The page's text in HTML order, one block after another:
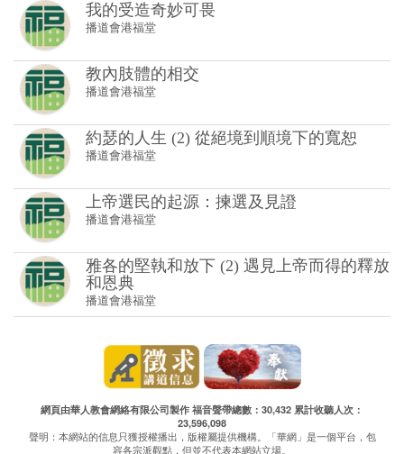
我的受造奇妙可畏
播道會港福堂
教內肢體的相交
播道會港福堂
約瑟的人生 (2) 從絕境到順境下的寬恕
播道會港福堂
上帝選民的起源：揀選及見證
播道會港福堂
雅各的堅執和放下 (2) 遇見上帝而得的釋放
和恩典
播道會港福堂
網頁由華人教會網絡有限公司製作 福音聲帶總數：30,432 累計收聽人次：
23,596,098
聲明：本網站的信息只獲授權播出，版權屬提供機構。「華網」是一個平台，包
容各宗派觀點，但並不代表本網站立場。